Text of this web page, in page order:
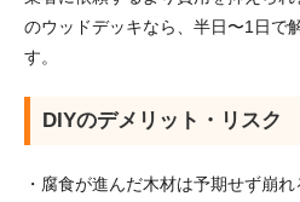
のウッドデッキなら、半日〜1日で
す。
DIYのデメリット・リスク
・腐食が進んだ木材は予期せず崩